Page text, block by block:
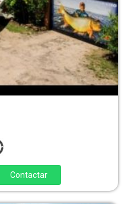
Contactar